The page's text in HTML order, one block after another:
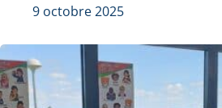
9 octobre 2025